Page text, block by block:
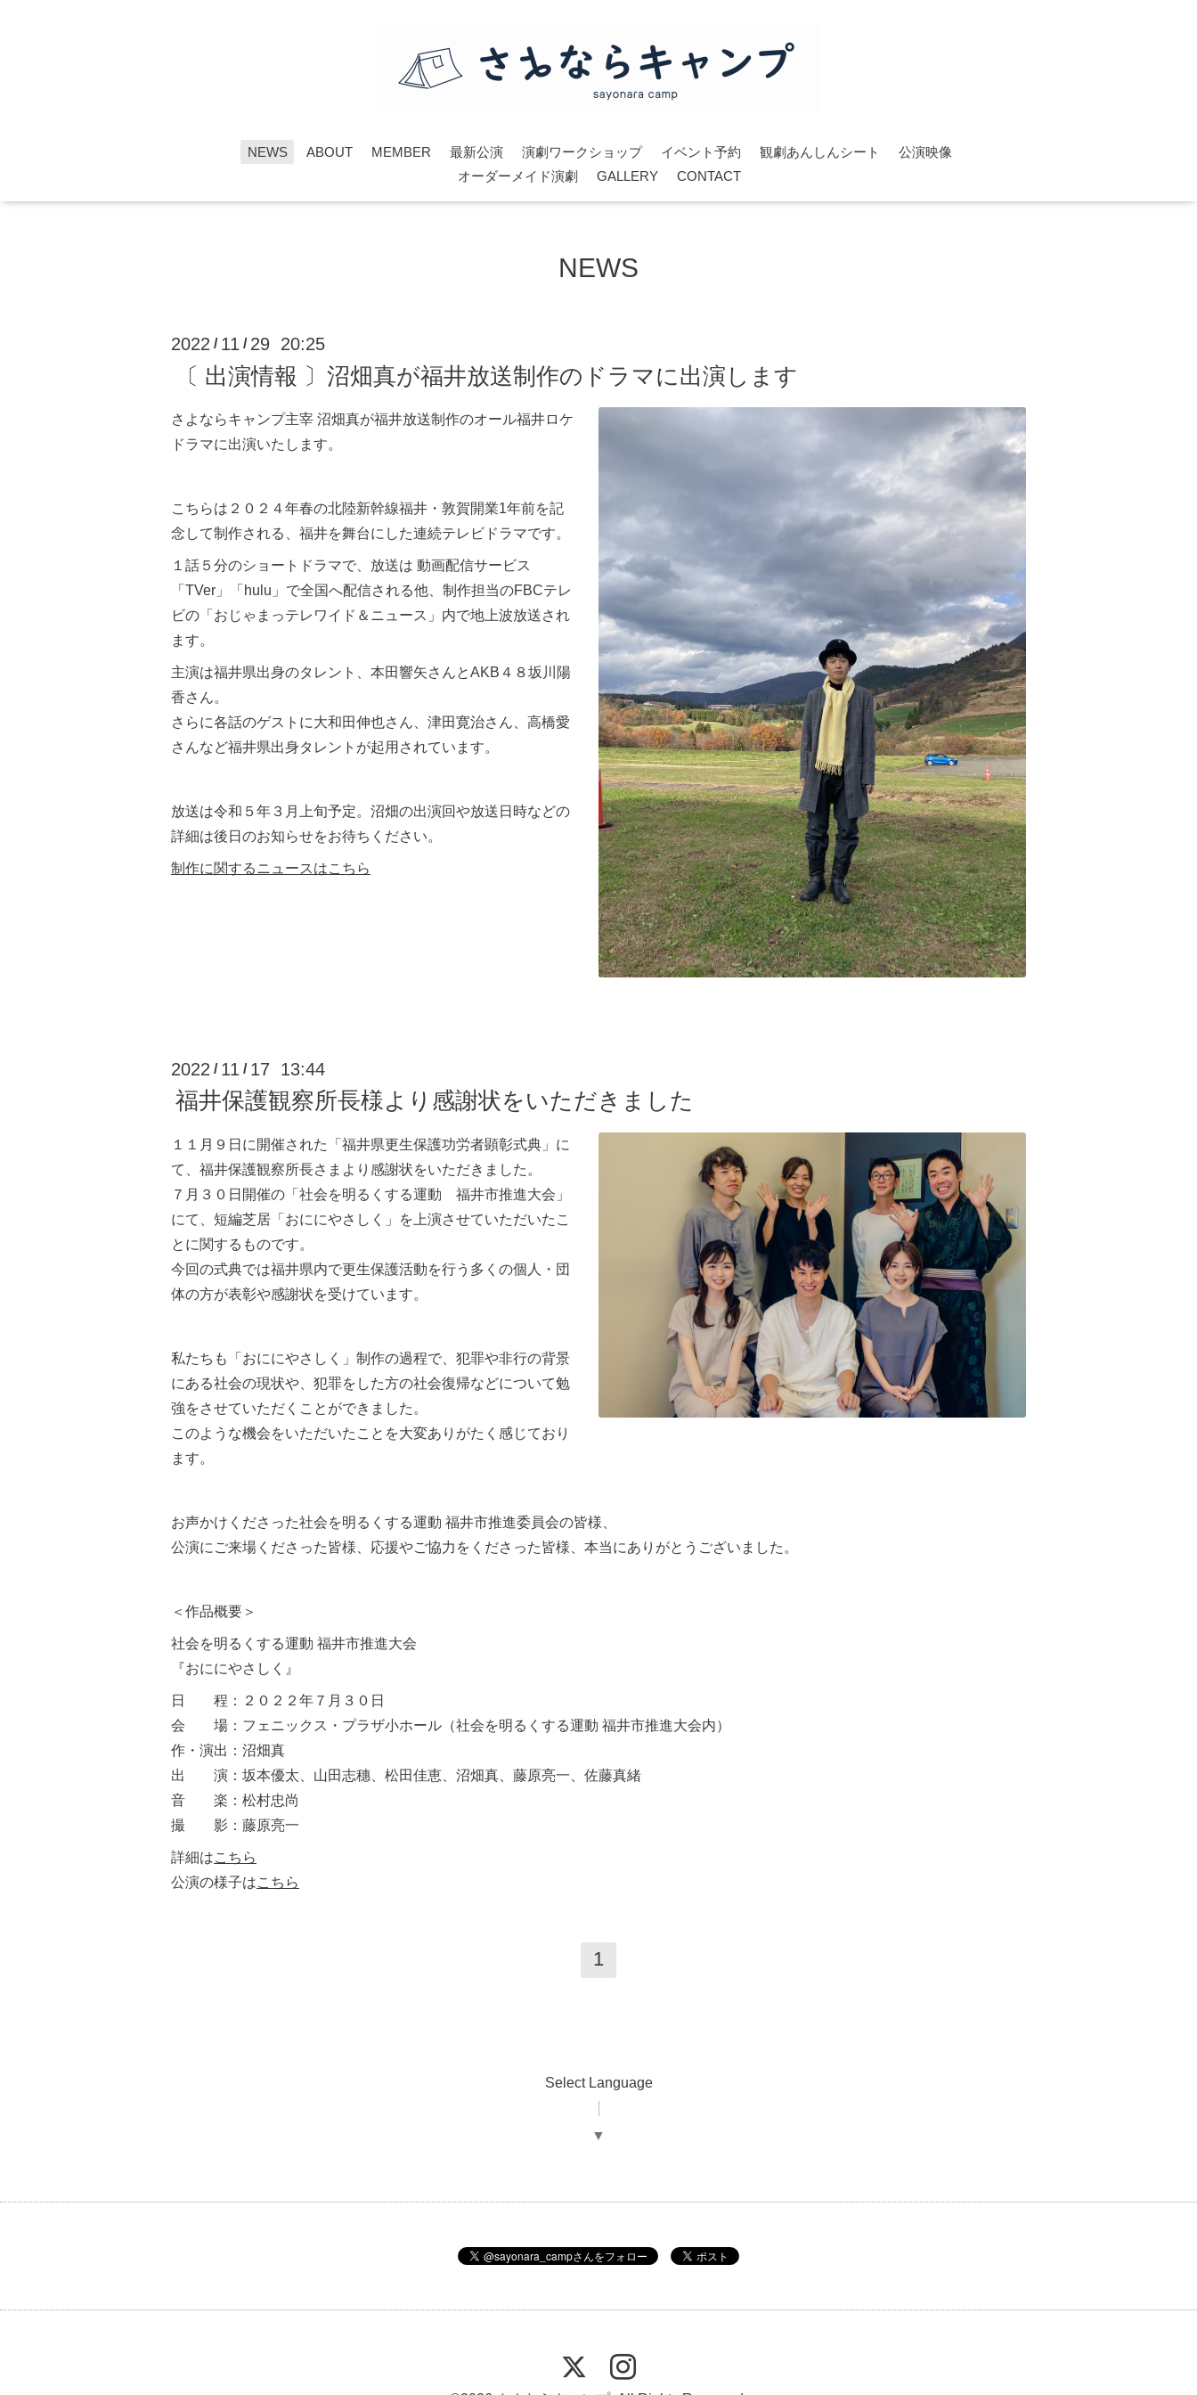
NEWS ABOUT MEMBER 最新公演 演劇ワークショップ イベント予約 観劇あんしんシート
公演映像
オーダーメイド演劇
GALLERY CONTACT
NEWS
2022 / 11 / 29 20:25
〔 出演情報 〕沼畑真が福井放送制作のドラマに出演します
さよならキャンプ主宰 沼畑真が福井放送制作のオール福井ロケ
ドラマに出演いたします。
こちらは２０２４年春の北陸新幹線福井・敦賀開業1年前を記
念して制作される、福井を舞台にした連続テレビドラマです。
１話５分のショートドラマで、放送は 動画配信サービス
「TVer」「hulu」で全国へ配信される他、制作担当のFBCテレ
ビの「おじゃまっテレワイド＆ニュース」内で地上波放送され
ます。
主演は福井県出身のタレント、本田響矢さんとAKB４８坂川陽
香さん。
さらに各話のゲストに大和田伸也さん、津田寛治さん、高橋愛
さんなど福井県出身タレントが起用されています。
放送は令和５年３月上旬予定。沼畑の出演回や放送日時などの
詳細は後日のお知らせをお待ちください。
制作に関するニュースはこちら
2022 / 11 / 17 13:44
福井保護観察所長様より感謝状をいただきました
１１月９日に開催された「福井県更生保護功労者顕彰式典」に
て、福井保護観察所長さまより感謝状をいただきました。
７月３０日開催の「社会を明るくする運動 福井市推進大会」
にて、短編芝居「おににやさしく」を上演させていただいたこ
とに関するものです。
今回の式典では福井県内で更生保護活動を行う多くの個人・団
体の方が表彰や感謝状を受けています。
私たちも「おににやさしく」制作の過程で、犯罪や非行の背景
にある社会の現状や、犯罪をした方の社会復帰などについて勉
強をさせていただくことができました。
このような機会をいただいたことを大変ありがたく感じており
ます。
お声かけくださった社会を明るくする運動 福井市推進委員会の皆様、
公演にご来場くださった皆様、応援やご協力をくださった皆様、本当にありがとうございました。
＜作品概要＞
社会を明るくする運動 福井市推進大会
『おににやさしく』
日 程：２０２２年７月３０日
会 場：フェニックス・プラザ小ホール（社会を明るくする運動 福井市推進大会内）
作・演出：沼畑真
出 演：坂本優太、山田志穗、松田佳恵、沼畑真、藤原亮一、佐藤真緒
音 楽：松村忠尚
撮 影：藤原亮一
詳細はこちら
公演の様子はこちら
1
Select Language
▼